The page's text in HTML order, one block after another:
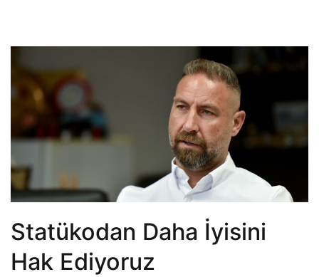
Statükodan Daha İyisini
Hak Ediyoruz